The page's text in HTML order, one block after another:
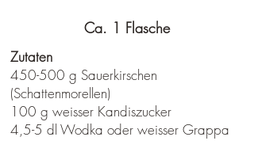
Ca. 1 Flasche
Zutaten
450-500 g Sauerkirschen
(Schattenmorellen)
100 g weisser Kandiszucker
4,5-5 dl Wodka oder weisser Grappa